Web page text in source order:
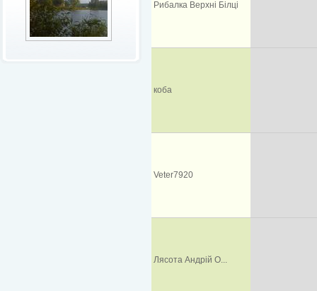
Рибалка Верхні Білці
коба
Veter7920
Лясота Андрій О...